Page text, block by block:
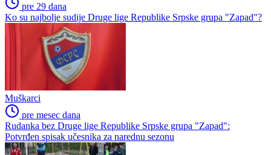
pre 29 dana
Ko su najbolje sudije Druge lige Republike Srpske grupa "Zapad"?
Muškarci
pre mesec dana
Rudanka bez Druge lige Republike Srpske grupa "Zapad":
Potvrđen spisak učesnika za narednu sezonu